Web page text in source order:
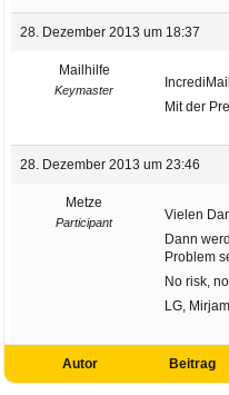
28. Dezember 2013 um 18:37
Mailhilfe
Keymaster
Mit der
28. Dezember 2013 um 23:46
Metze
Participant
Vielen
Dann
Problem
No risk,
LG, Mirjam
Autor Beitrag